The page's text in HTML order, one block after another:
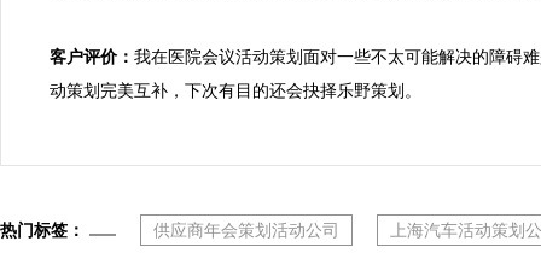
客户评价： 我在医院会议活动策划面对一些不太可能解决的障碍
动策划完美互补，下次有目的还会抉择乐野策划。
热门标签： 供应商年会策划活动公司 上海汽车活动策划